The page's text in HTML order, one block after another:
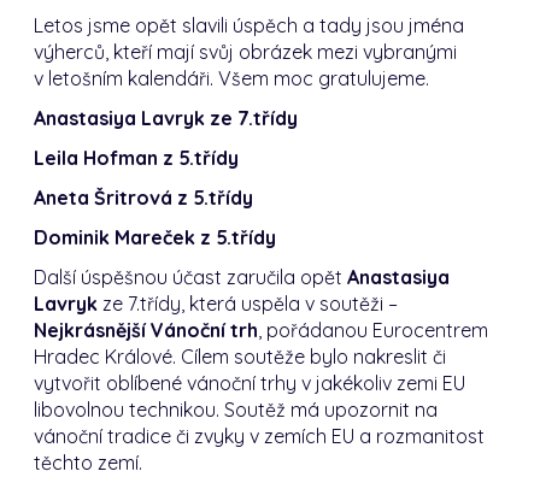
Letos jsme opět slavili úspěch a tady jsou jména
výherců, kteří mají svůj obrázek mezi vybranými
v letošním kalendáři. Všem moc gratulujeme.
Anastasiya Lavryk ze 7.třídy
Leila Hofman z 5.třídy
Aneta Šritrová z 5.třídy
Dominik Mareček z 5.třídy
Další úspěšnou účast zaručila opětAnastasiya
Lavryk ze 7.třídy, která uspěla v soutěži –
Nejkrásnější Vánoční trh, pořádanou Eurocentrem
Hradec Králové. Cílem soutěže bylo nakreslit či
vytvořit oblíbené vánoční trhy v jakékoliv zemi EU
libovolnou technikou. Soutěž má upozornit na
vánoční tradice či zvyky v zemích EU a rozmanitost
těchto zemí.